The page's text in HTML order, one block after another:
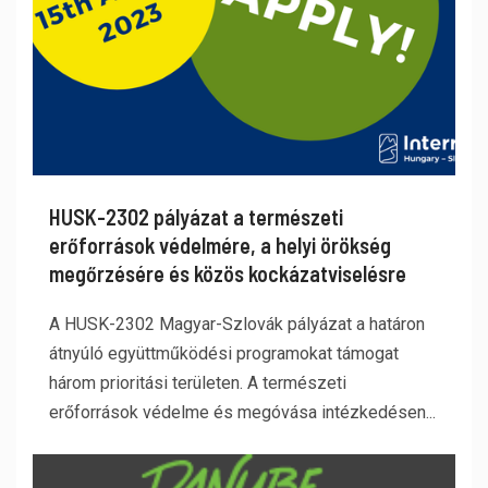
HUSK-2302 pályázat a természeti
erőforrások védelmére, a helyi örökség
megőrzésére és közös kockázatviselésre
A HUSK-2302 Magyar-Szlovák pályázat a határon
átnyúló együttműködési programokat támogat
három prioritási területen. A természeti
erőforrások védelme és megóvása intézkedésen...